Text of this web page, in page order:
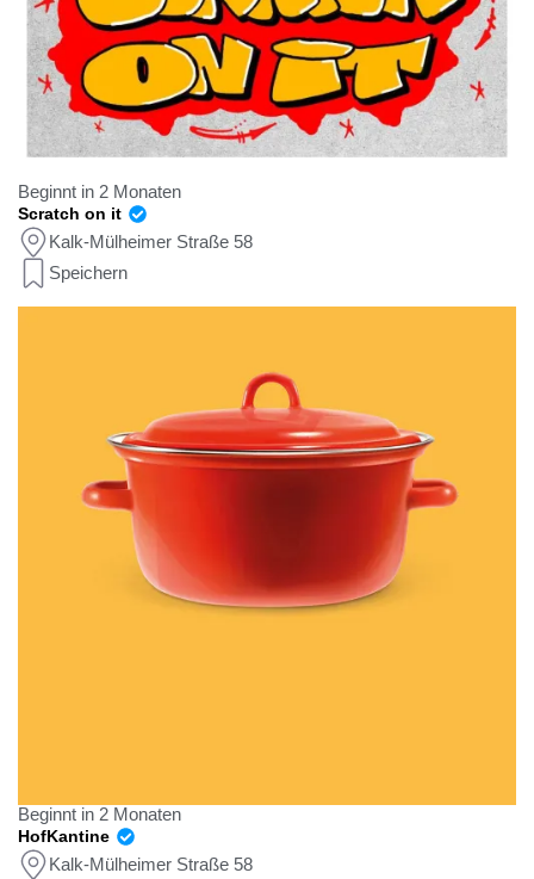
Beginnt in 2 Monaten
Scratch on it
Kalk-Mülheimer Straße 58
Speichern
Beginnt in 2 Monaten
HofKantine
Kalk-Mülheimer Straße 58